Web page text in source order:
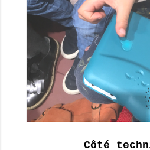
Côté